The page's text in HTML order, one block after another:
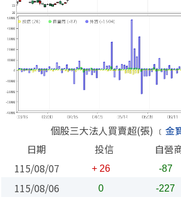
個股三大法人買賣超(張) ﹝ 金
日期
投信 自營
115/08/07
+ 26 -87
115/08/06 0 -227